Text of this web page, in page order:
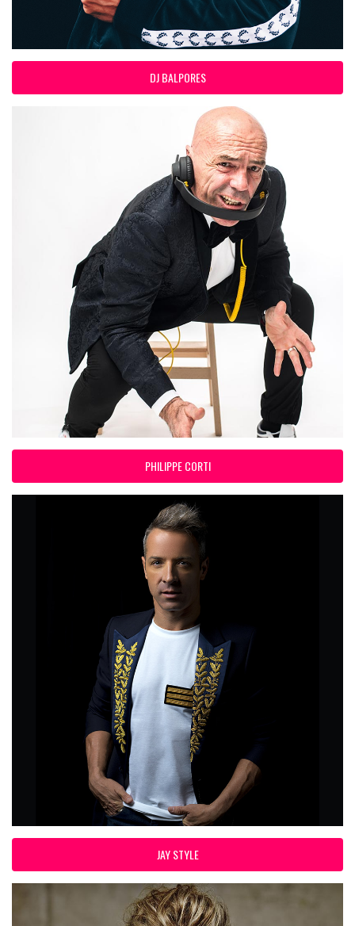
DJ BALPORES
PHILIPPE CORTI
JAY STYLE